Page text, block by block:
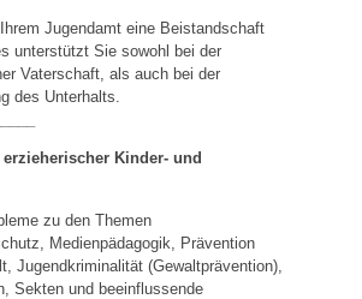
Jugendamt eine Beistandschaft
unterstützt Sie sowohl bei der
Vaterschaft, als auch bei der
des Unterhalts.
Kinder- und
zu den Themen
Medienpädagogik, Prävention
Jugendkriminalität (Gewaltprävention),
Sekten und beeinflussende